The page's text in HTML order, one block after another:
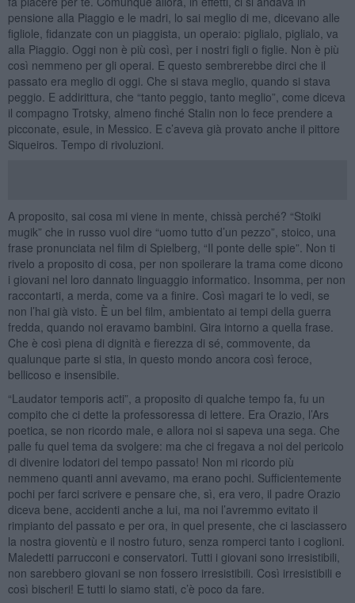
pensione alla Piaggio e le madri, lo sai meglio di me, dicevano alle
figliole, fidanzate con un piaggista, un operaio: piglialo, piglialo, va
alla Piaggio. Oggi non è più così, per i nostri figli o figlie. Non è più
così nemmeno per gli operai. E questo sembrerebbe dirci che il
passato era meglio di oggi. Che si stava meglio, quando si stava
peggio. E addirittura, che “tanto peggio, tanto meglio”, come diceva
il compagno Trotsky, almeno finché Stalin non lo fece prendere a
picconate, esule, in Messico. E c’aveva già provato anche il pittore
Siqueiros. Tempo di rivoluzioni.
A proposito, sai cosa mi viene in mente, chissà perché? “Stoiki
mugik” che in russo vuol dire “uomo tutto d’un pezzo”, stoico, una
frase pronunciata nel film di Spielberg, “Il ponte delle spie”. Non ti
rivelo a proposito di cosa, per non spoilerare la trama come dicono
i giovani nel loro dannato linguaggio informatico. Insomma, per non
raccontarti, a merda, come va a finire. Così magari te lo vedi, se
non l’hai già visto. È un bel film, ambientato ai tempi della guerra
fredda, quando noi eravamo bambini. Gira intorno a quella frase.
Che è così piena di dignità e fierezza di sé, commovente, da
qualunque parte si stia, in questo mondo ancora così feroce,
bellicoso e insensibile.
“Laudator temporis acti”, a proposito di qualche tempo fa, fu un
compito che ci dette la professoressa di lettere. Era Orazio, l’Ars
poetica, se non ricordo male, e allora noi si sapeva una sega. Che
palle fu quel tema da svolgere: ma che ci fregava a noi del pericolo
di divenire lodatori del tempo passato! Non mi ricordo più
nemmeno quanti anni avevamo, ma erano pochi. Sufficientemente
pochi per farci scrivere e pensare che, sì, era vero, il padre Orazio
diceva bene, accidenti anche a lui, ma noi l’avremmo evitato il
rimpianto del passato e per ora, in quel presente, che ci lasciassero
la nostra gioventù e il nostro futuro, senza romperci tanto i coglioni.
Maledetti parrucconi e conservatori. Tutti i giovani sono irresistibili,
non sarebbero giovani se non fossero irresistibili. Così irresistibili e
così bischeri! E tutti lo siamo stati, c’è poco da fare.